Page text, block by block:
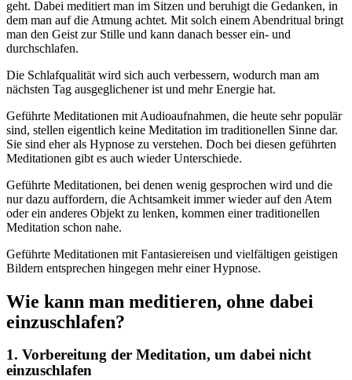
geht. Dabei meditiert man im Sitzen und beruhigt die Gedanken, in
dem man auf die Atmung achtet. Mit solch einem Abendritual bringt
man den Geist zur Stille und kann danach besser ein- und
durchschlafen.
Die Schlafqualität wird sich auch verbessern, wodurch man am
nächsten Tag ausgeglichener ist und mehr Energie hat.
Geführte Meditationen mit Audioaufnahmen, die heute sehr populär
sind, stellen eigentlich keine Meditation im traditionellen Sinne dar.
Sie sind eher als Hypnose zu verstehen. Doch bei diesen geführten
Meditationen gibt es auch wieder Unterschiede.
Geführte Meditationen, bei denen wenig gesprochen wird und die
nur dazu auffordern, die Achtsamkeit immer wieder auf den Atem
oder ein anderes Objekt zu lenken, kommen einer traditionellen
Meditation schon nahe.
Geführte Meditationen mit Fantasiereisen und vielfältigen geistigen
Bildern entsprechen hingegen mehr einer Hypnose.
Wie kann man meditieren, ohne dabei
einzuschlafen?
1. Vorbereitung der Meditation, um dabei nicht
einzuschlafen